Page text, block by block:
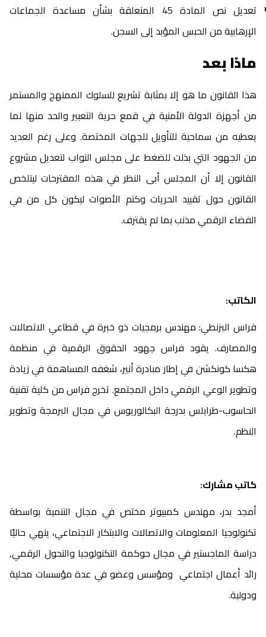
تعديل نص المادة 45 المتعلقة بشأن مساعدة الجماعات
الإرهابية من الحبس المؤبد إلى السجن.
ماذا بعد
هذا القانون ما هو إلا بمثابة تشريع للسلوك الممنهج والمستمر
من أجهزة الدولة الأمنية في قمع حرية التعبير والحد منها لما
يعطيه من سماحية للتأويل للجهات المختصة. وعلى رغم العديد
من الجهود التي بذلت للضغط على مجلس النواب لتعديل مشروع
القانون إلا أن المجلس أبى النظر في هذه المقترحات ليتلخص
القانون حول تقييد الحريات وكتم الأصوات ليكون كل من في
الفضاء الرقمي مذنب بما لم يقترف.
الكاتب:
فراس البزنطي: مهندس برمجيات ذو خبرة في قطاعي الاتصالات
والمصارف. يقود فراس جهود الحقوق الرقمية في منظمة
هكسا كونكشن في إطار مبادرة أنير، شغفه المساهمة في زيادة
وتطوير الوعي الرقمي داخل المجتمع. تخرج فراس من كلية تقنية
الحاسوب-طرابلس بدرجة البكالوريوس في مجال البرمجة وتطوير
النظم.
كاتب مشارك:
أمجد بدر، مهندس كمبيوتر مختص في مجال التنمية بواسطة
تكنولوجيا المعلومات والاتصالات والابتكار الاجتماعي، ينهي حاليًا
دراسة الماجستير في مجال حوكمة التكنولوجيا والتحول الرقمي٫
رائد أعمال اجتماعي ومؤسس وعضو في عدة مؤسسات محلية
ودولية.